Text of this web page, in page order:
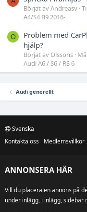
Börjat av Andreasv
A4/S4 B9 2016-
O
Problem med
hjälp?
Börjat av Olssons
Audi A6 / S6 / RS 6
Audi generellt
Svenska
Kontakta oss
Medlemsvillkor
ANNONSERA HÄR
Vill du placera en annons på
under inlägg, i inlägg, sidebar